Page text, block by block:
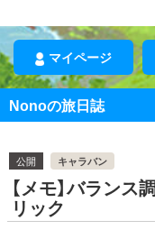
マイページ
Nonoの旅日誌
公開
キャラバン
【メモ】バラン
リック